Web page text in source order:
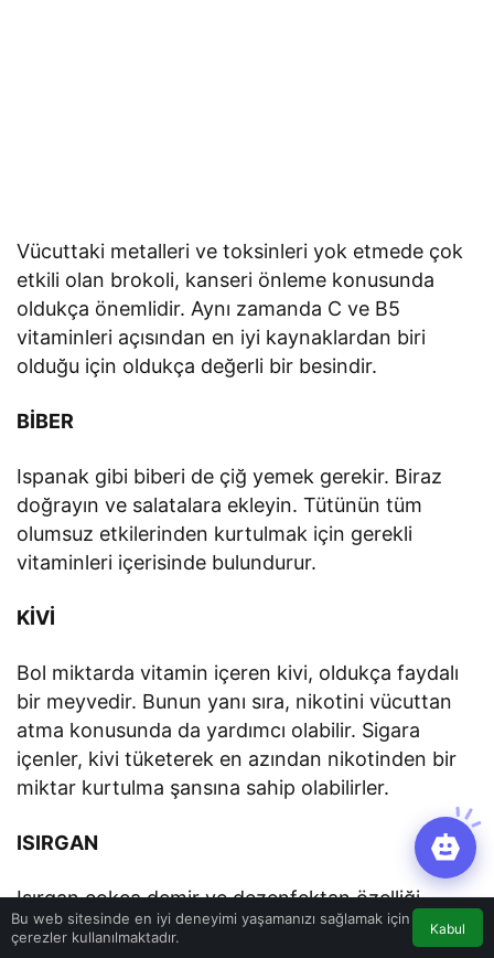
Vücuttaki metalleri ve toksinleri yok etmede çok
etkili olan brokoli, kanseri önleme konusunda
oldukça önemlidir. Aynı zamanda C ve B5
vitaminleri açısından en iyi kaynaklardan biri
olduğu için oldukça değerli bir besindir.
BİBER
Ispanak gibi biberi de çiğ yemek gerekir. Biraz
doğrayın ve salatalara ekleyin. Tütünün tüm
olumsuz etkilerinden kurtulmak için gerekli
vitaminleri içerisinde bulundurur.
KİVİ
Bol miktarda vitamin içeren kivi, oldukça faydalı
bir meyvedir. Bunun yanı sıra, nikotini vücuttan
atma konusunda da yardımcı olabilir. Sigara
içenler, kivi tüketerek en azından nikotinden bir
miktar kurtulma şansına sahip olabilirler.
ISIRGAN
Isırgan çokça demir ve dezenfektan özelliği
bulunan maddeler içerir. Yani vücudu dezenfekte
Bu web sitesinde en iyi deneyimi yaşamanızı sağlamak için
çerezler kullanılmaktadır.
Kabul